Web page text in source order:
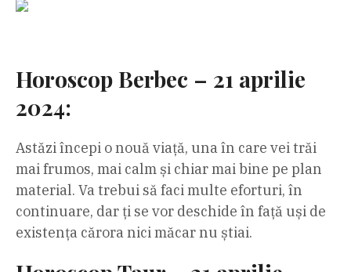
Horoscop Berbec – 21 aprilie
2024:
Astăzi începi o nouă viață, una în care vei trăi
mai frumos, mai calm și chiar mai bine pe plan
material. Va trebui să faci multe eforturi, în
continuare, dar ți se vor deschide în față uși de
existența cărora nici măcar nu știai.